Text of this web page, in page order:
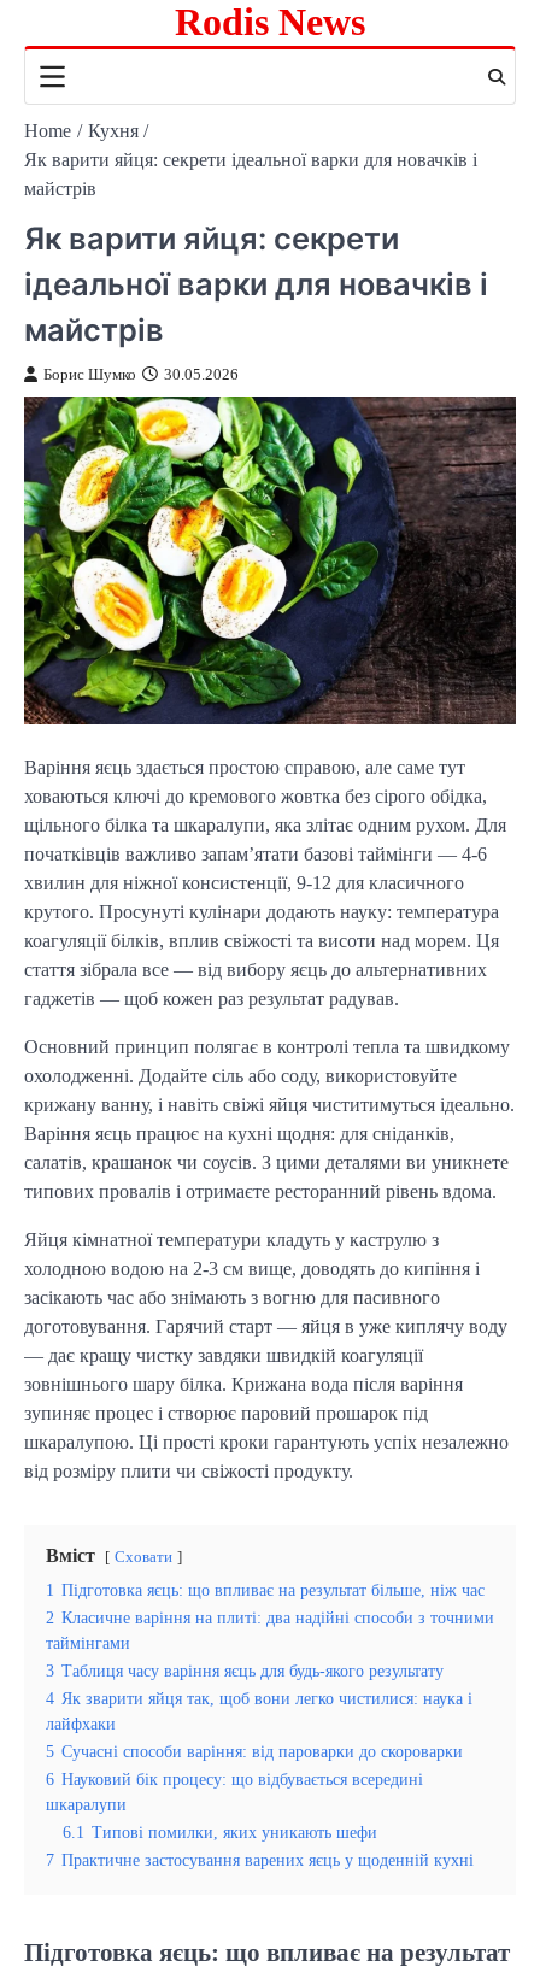
content
Rodis News
Home
Кухня
Як варити яйця: секрети ідеальної варки для новачків і
майстрів
Як варити яйця: секрети
ідеальної варки для новачків і
майстрів
Борис Шумко 30.05.2026
Варіння яєць здається простою справою, але саме тут
ховаються ключі до кремового жовтка без сірого обідка,
щільного білка та шкаралупи, яка злітає одним рухом. Для
початківців важливо запам’ятати базові таймінги — 4-6
хвилин для ніжної консистенції, 9-12 для класичного
крутого. Просунуті кулінари додають науку: температура
коагуляції білків, вплив свіжості та висоти над морем. Ця
стаття зібрала все — від вибору яєць до альтернативних
гаджетів — щоб кожен раз результат радував.
Основний принцип полягає в контролі тепла та швидкому
охолодженні. Додайте сіль або соду, використовуйте
крижану ванну, і навіть свіжі яйця чиститимуться ідеально.
Варіння яєць працює на кухні щодня: для сніданків,
салатів, крашанок чи соусів. З цими деталями ви уникнете
типових провалів і отримаєте ресторанний рівень вдома.
Яйця кімнатної температури кладуть у каструлю з
холодною водою на 2-3 см вище, доводять до кипіння і
засікають час або знімають з вогню для пасивного
доготовування. Гарячий старт — яйця в уже киплячу воду
— дає кращу чистку завдяки швидкій коагуляції
зовнішнього шару білка. Крижана вода після варіння
зупиняє процес і створює паровий прошарок під
шкаралупою. Ці прості кроки гарантують успіх незалежно
від розміру плити чи свіжості продукту.
Вміст Сховати
1 Підготовка яєць: що впливає на результат більше, ніж час
2 Класичне варіння на плиті: два надійні способи з точними
таймінгами
3 Таблиця часу варіння яєць для будь-якого результату
4 Як зварити яйця так, щоб вони легко чистилися: наука і
лайфхаки
5 Сучасні способи варіння: від пароварки до скороварки
6 Науковий бік процесу: що відбувається всередині
шкаралупи
6.1 Типові помилки, яких уникають шефи
7 Практичне застосування варених яєць у щоденній кухні
Підготовка яєць: що впливає на результат